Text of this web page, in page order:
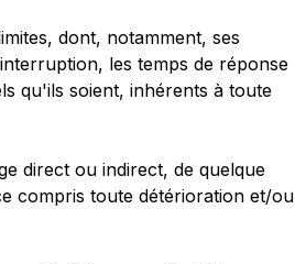
dont, notamment, ses
les temps de réponse
qu'ils soient, inhérents à toute
direct ou indirect, de quelque
compris toute détérioration et/ou